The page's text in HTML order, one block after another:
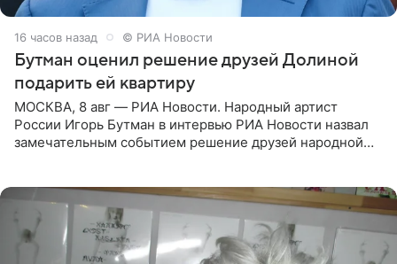
16 часов назад © РИА Новости
Бутман оценил решение друзей Долиной
подарить ей квартиру
МОСКВА, 8 авг — РИА Новости. Народный артист
России Игорь Бутман в интервью РИА Новости назвал
замечательным событием решение друзей народной